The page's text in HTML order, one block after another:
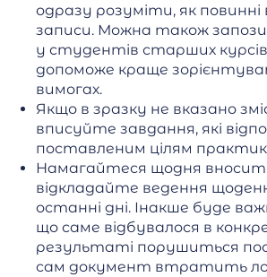
одразу розуміти, як
записи. Можна також
у студентів старших
допоможе краще
вимогах.
Якщо в зразку не вказано
вписуйте завдання, які
поставленим цілям
Намагайтеся щодня
відкладайте ведення
останні дні. Інакше буде
що саме відбувалося в
результаті порушиться
сам документ втратить